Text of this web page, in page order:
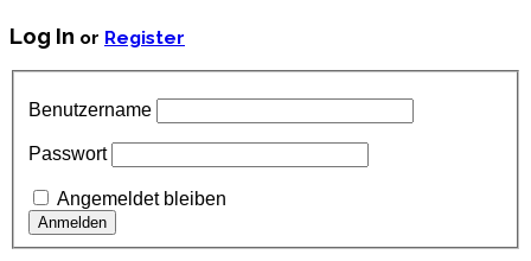
Log In or Register
Benutzername
Passwort
Angemeldet bleiben